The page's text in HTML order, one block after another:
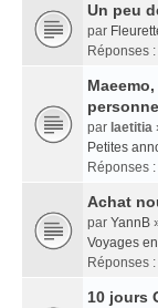
Un peu
par
Réponses :
par laetitia
Petites
Réponses :
Achat
par YannB
Voyages
Réponses :
10 jours